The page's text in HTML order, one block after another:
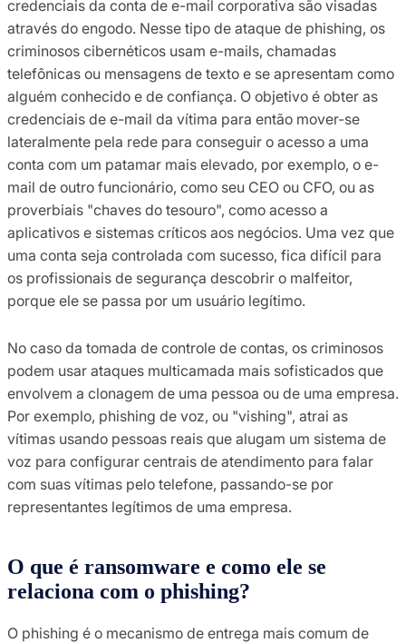
credenciais da conta de e-mail corporativa são visadas
através do engodo. Nesse tipo de ataque de phishing, os
criminosos cibernéticos usam e-mails, chamadas
telefônicas ou mensagens de texto e se apresentam como
alguém conhecido e de confiança. O objetivo é obter as
credenciais de e-mail da vítima para então mover-se
lateralmente pela rede para conseguir o acesso a uma
conta com um patamar mais elevado, por exemplo, o e-
mail de outro funcionário, como seu CEO ou CFO, ou as
proverbiais "chaves do tesouro", como acesso a
aplicativos e sistemas críticos aos negócios. Uma vez que
uma conta seja controlada com sucesso, fica difícil para
os profissionais de segurança descobrir o malfeitor,
porque ele se passa por um usuário legítimo.
No caso da tomada de controle de contas, os criminosos
podem usar ataques multicamada mais sofisticados que
envolvem a clonagem de uma pessoa ou de uma empresa.
Por exemplo, phishing de voz, ou "vishing", atrai as
vítimas usando pessoas reais que alugam um sistema de
voz para configurar centrais de atendimento para falar
com suas vítimas pelo telefone, passando-se por
representantes legítimos de uma empresa.
O que é ransomware e como ele se
relaciona com o phishing?
O phishing é o mecanismo de entrega mais comum de